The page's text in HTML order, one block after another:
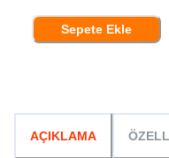
Sepete Ekle
AÇIKLAMA